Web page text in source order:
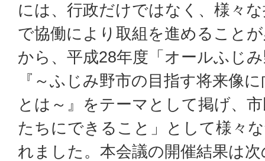
には、行政だけではなく、様々
で協働により取組を進めること
から、平成28年度「オールふじ
『～ふじみ野市の目指す将来像
とは～』をテーマとして掲げ、
たちにできること」として様々
れました。本会議の開催結果は